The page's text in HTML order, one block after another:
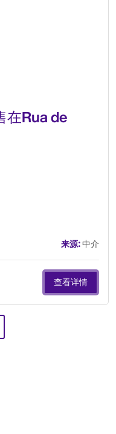
在Rua de
来源:中介
查看详情